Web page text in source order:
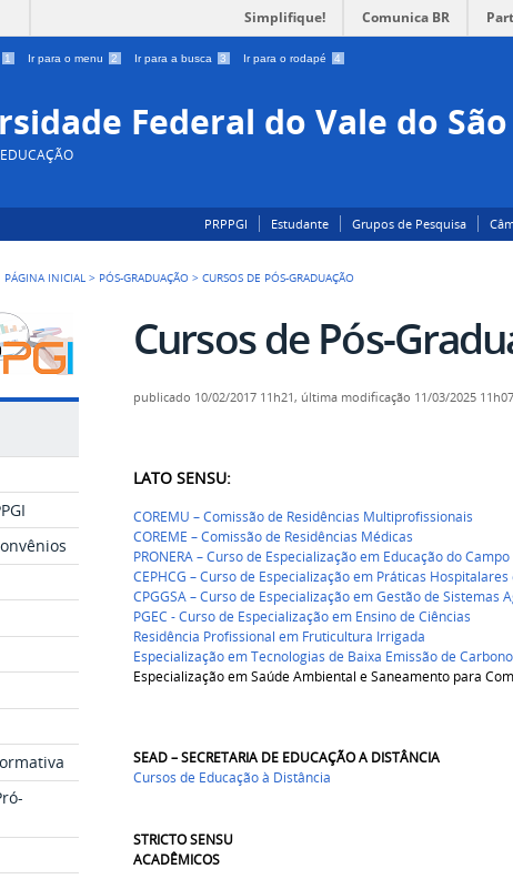
Simplifique! Comunica BR
1 Ir para o menu 2 Ir para a busca 3 Ir para o rodapé 4
Federal do Vale do
PRPPGI Estudante Grupos de Pesquisa
PÁGINA INICIAL > PÓS-GRADUAÇÃO >CURSOS DE PÓS-GRADUAÇÃO
Cursos de Pós-
publicado 10/02/2017 11h21, última modificação 11/03/2025 11h07
LATO SENSU:
COREMU – Comissão de Residências Multiprofissionais
COREME – Comissão de Residências Médicas
PRONERA – Curso de Especialização em Educação do Campo
CEPHCG – Curso de Especialização em Práticas
CPGGSA – Curso de Especialização em Gestão de Sistemas
PGEC - Curso de Especialização em Ensino de Ciências
Residência Profissional em Fruticultura Irrigada
Especialização em Tecnologias de Baixa Emissão de
Especialização em Saúde Ambiental e Saneamento para
SEAD – SECRETARIA DE EDUCAÇÃO A DISTÂNCIA
Cursos de Educação à Distância
STRICTO SENSU
ACADÊMICOS